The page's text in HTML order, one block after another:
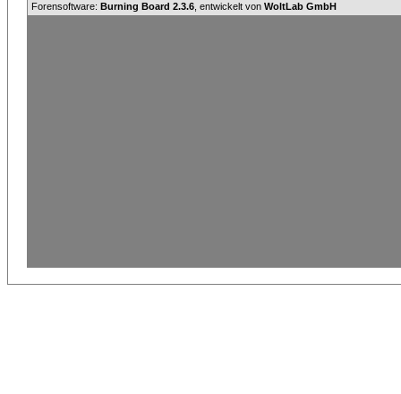
Forensoftware: Burning Board 2.3.6 , entwickelt von WoltLab GmbH